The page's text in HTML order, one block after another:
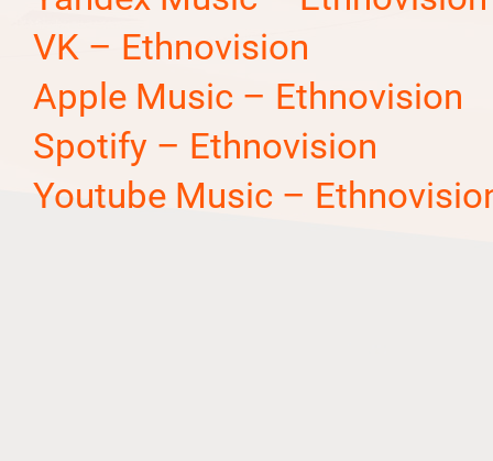
VK – Ethnovision
Apple Music – Ethnovision
Spotify – Ethnovision
Youtube Music –